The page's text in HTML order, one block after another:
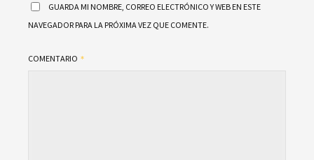
GUARDA MI NOMBRE, CORREO ELECTRÓNICO Y WEB EN ESTE
NAVEGADOR PARA LA PRÓXIMA VEZ QUE COMENTE.
COMENTARIO